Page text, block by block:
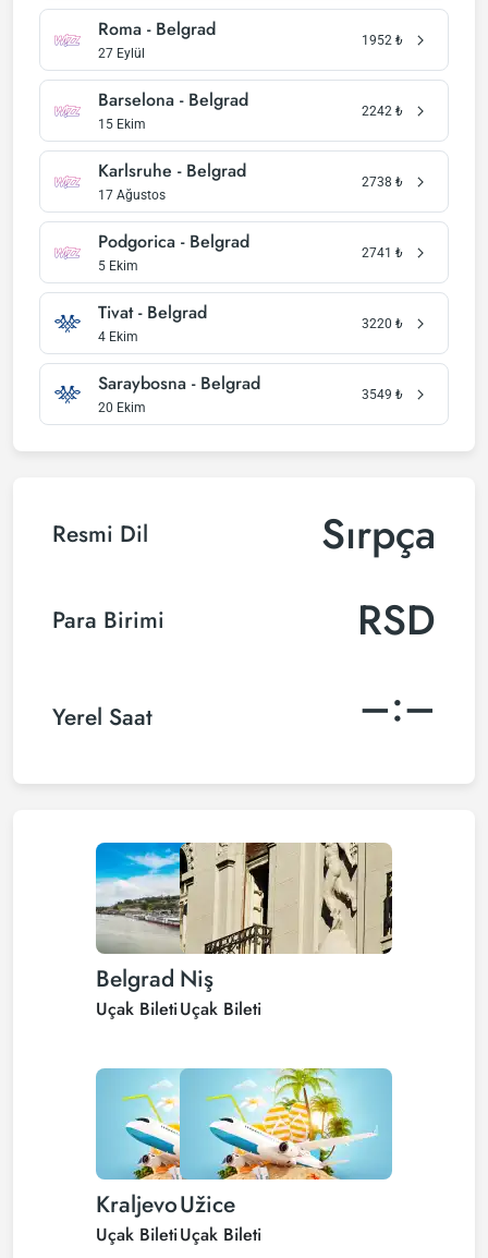
Roma - Belgrad
27 Eylül
1952 ₺
Barselona - Belgrad
15 Ekim
2242 ₺
Karlsruhe - Belgrad
17 Ağustos
2738 ₺
Podgorica - Belgrad
5 Ekim
2741 ₺
Tivat - Belgrad
4 Ekim
3220 ₺
Saraybosna - Belgrad
20 Ekim
3549 ₺
Resmi Dil Sırpça
Para Birimi RSD
Yerel Saat –:–
Belgrad
Uçak Bileti
Kraljevo
Uçak Bileti
Niş
Uçak Bileti
Užice
Uçak Bileti